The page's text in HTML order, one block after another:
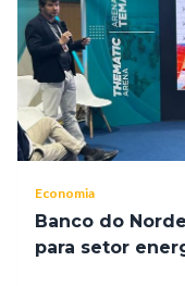
Economia
Banco do
para setor